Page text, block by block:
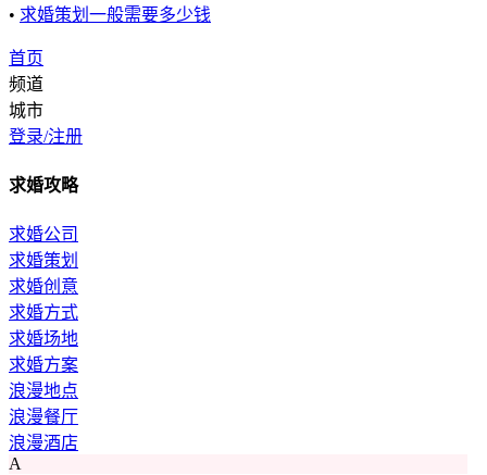
• 求婚策划一般需要多少钱
首页
频道
城市
登录/注册
求婚攻略
求婚公司
求婚策划
求婚创意
求婚方式
求婚场地
求婚方案
浪漫地点
浪漫餐厅
浪漫酒店
A